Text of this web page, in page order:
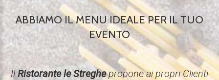
ABBIAMO IL MENU IDEALE PER IL TUO
EVENTO
IlRistorante le Streghepropone ai propri Clienti